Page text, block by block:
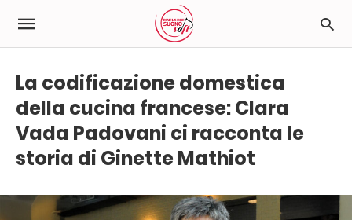
La codificazione domestica
della cucina francese: Clara
Vada Padovani ci racconta le
storia di Ginette Mathiot